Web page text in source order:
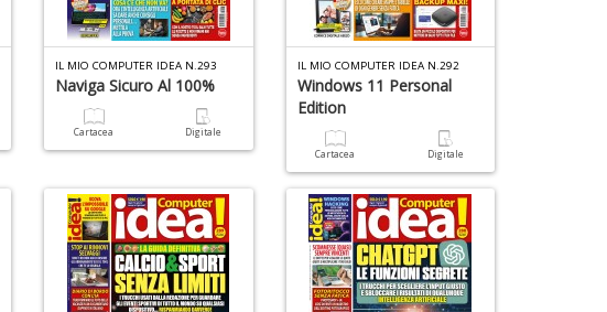
IL MIO COMPUTER IDEA N.293
Naviga Sicuro Al 100%
Cartacea Digitale
IL MIO COMPUTER IDEA N.292
Windows 11 Personal
Edition
Cartacea Digitale